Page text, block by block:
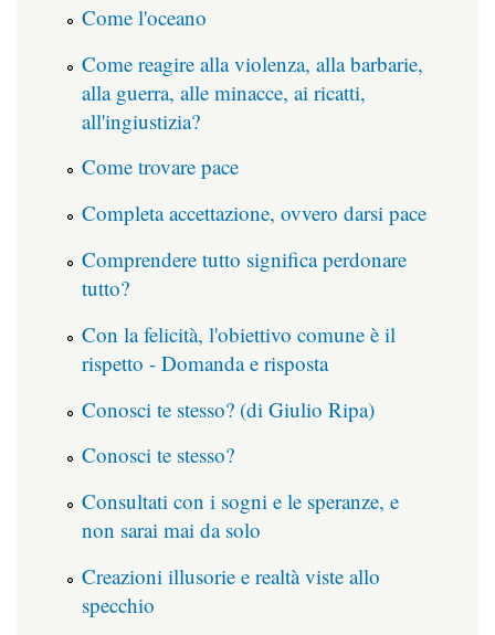
Come l'oceano
Come reagire alla violenza, alla barbarie,
alla guerra, alle minacce, ai ricatti,
all'ingiustizia?
Come trovare pace
Completa accettazione, ovvero darsi pace
Comprendere tutto significa perdonare
tutto?
Con la felicità, l'obiettivo comune è il
rispetto - Domanda e risposta
Conosci te stesso? (di Giulio Ripa)
Conosci te stesso?
Consultati con i sogni e le speranze, e
non sarai mai da solo
Creazioni illusorie e realtà viste allo
specchio